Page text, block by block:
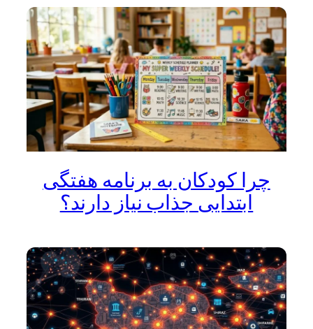
چرا کودکان به برنامه هفتگی
ابتدایی جذاب نیاز دارند؟